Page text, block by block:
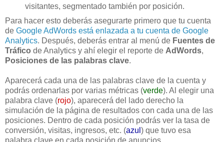
visitantes, segmentado también por posición.
Para hacer esto deberás asegurarte primero que tu cuenta
de Google AdWords está enlazada a tu cuenta de Google
Analytics. Después, deberás entrar al menú de Fuentes de
Tráfico de Analytics y ahí elegir el reporte de AdWords,
Posiciones de las palabras clave.
Aparecerá cada una de las palabras clave de la cuenta y
podrás ordenarlas por varias métricas (verde). Al elegir una
palabra clave (rojo), aparecerá del lado derecho la
simulación de la página de resultados con cada una de las
posiciones. Dentro de cada posición podrás ver la tasa de
conversión, visitas, ingresos, etc. (azul ) que tuvo esa
palabra clave en cada posición de anuncios.